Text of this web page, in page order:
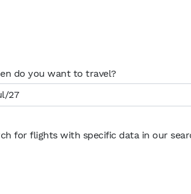
do you want to travel?
27
for flights with specific data in our